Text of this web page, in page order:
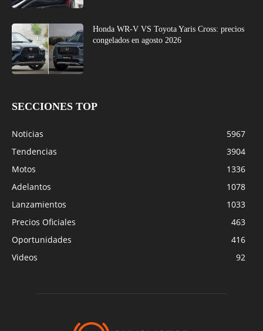
Honda WR-V VS Toyota Yaris Cross: precios
congelados en agosto 2026
SECCIONES TOP
Noticias
5967
Tendencias
3904
Motos
1336
Adelantos
1078
Lanzamientos
1033
Precios Oficiales
463
Oportunidades
416
Videos
92